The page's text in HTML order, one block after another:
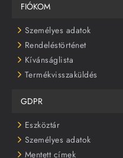
FIÓKOM
Személyes adatok
Rendeléstörténet
Kívánságlista
Termékvisszaküldés
GDPR
Eszköztár
Személyes adatok
Mentett címek